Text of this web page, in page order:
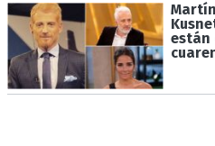
están